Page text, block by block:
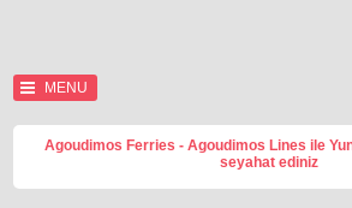
MENU
Agoudimos Ferries - Agoudimos Lines ile
seyahat ediniz